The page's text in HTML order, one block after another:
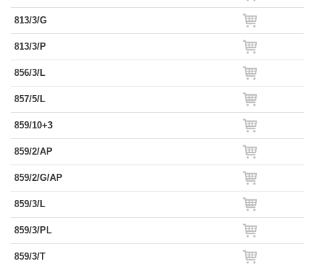
813/3/G
813/3/P
856/3/L
857/5/L
859/10+3
859/2/AP
859/2/G/AP
859/3/L
859/3/PL
859/3/T